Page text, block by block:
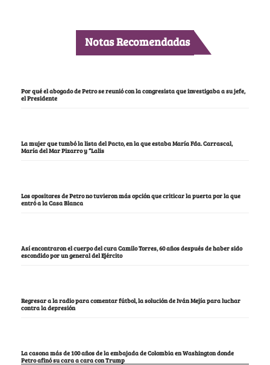
Notas Recomendadas
Por qué el abogado de Petro se reunió con la congresista que investigaba a su jefe,
el Presidente
La mujer que tumbó la lista del Pacto, en la que estaba María Fda. Carrascal,
María del Mar Pizarro y “Lalis
Los opositores de Petro no tuvieron más opción que criticar la puerta por la que
entró a la Casa Blanca
Así encontraron el cuerpo del cura Camilo Torres, 60 años después de haber sido
escondido por un general del Ejército
Regresar a la radio para comentar fútbol, la solución de Iván Mejía para luchar
contra la depresión
La casona más de 100 años de la embajada de Colombia en Washington donde
Petro afinó su cara a cara con Trump